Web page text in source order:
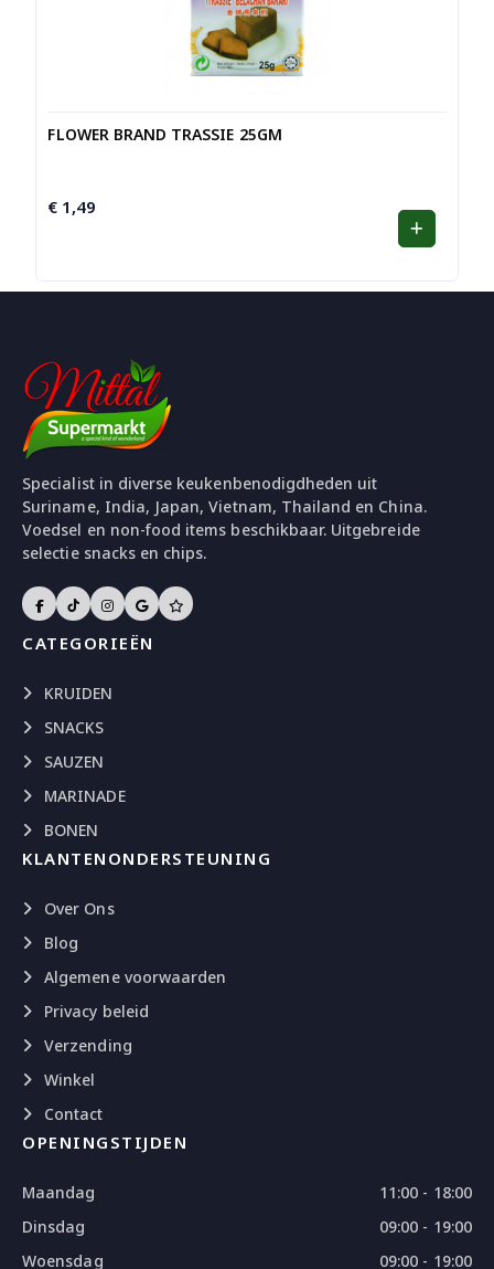
FLOWER BRAND TRASSIE 25GM
€ 1,49
Specialist in diverse keukenbenodigdheden uit
Suriname, India, Japan, Vietnam, Thailand en China.
Voedsel en non-food items beschikbaar. Uitgebreide
selectie snacks en chips.
CATEGORIEËN
KRUIDEN
SNACKS
SAUZEN
MARINADE
BONEN
KLANTENONDERSTEUNING
Over Ons
Blog
Algemene voorwaarden
Privacy beleid
Verzending
Winkel
Contact
OPENINGSTIJDEN
Maandag
11:00 - 18:00
Dinsdag
09:00 - 19:00
Woensdag
09:00 - 19:00